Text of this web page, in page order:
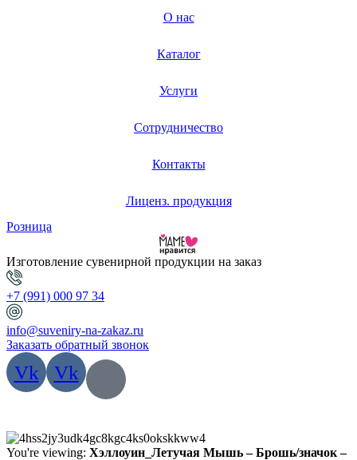
О нас
Каталог
Услуги
Сотрудничество
Контакты
Лиценз. продукция
Розница
Изготовление сувенирной продукции на заказ
+7 (991) 000 97 34
info@suveniry-na-zakaz.ru
Заказать обратный звонок
Vk Vk
You're viewing: Хэллоуин_Летучая Мышь – Брошь/значок –